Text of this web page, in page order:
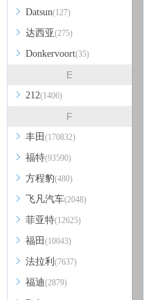
Datsun(127)
达西亚(275)
Donkervoort(35)
E
212(1406)
F
丰田 (170832)
福特(93590)
方程豹(480)
飞凡汽车(2048)
菲亚特(12625)
福田 (10043)
法拉利 (7637)
福迪(2879)